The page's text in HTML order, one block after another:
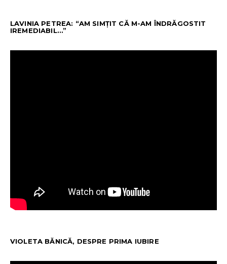
LAVINIA PETREA: “AM SIMȚIT CĂ M-AM ÎNDRĂGOSTIT
IREMEDIABIL…”
VIOLETA BĂNICĂ, DESPRE PRIMA IUBIRE